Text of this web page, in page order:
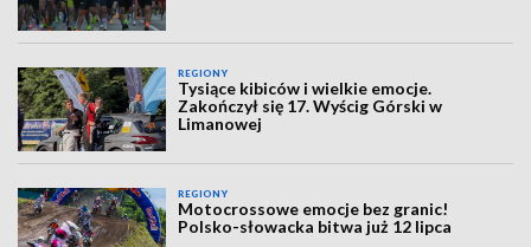
REGIONY
Tysiące kibiców i wielkie emocje.
Zakończył się 17. Wyścig Górski w
Limanowej
REGIONY
Motocrossowe emocje bez granic!
Polsko-słowacka bitwa już 12 lipca